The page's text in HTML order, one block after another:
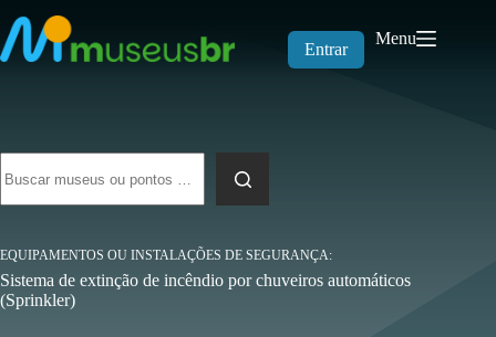
para
o
conteúdo
Entrar
Menu
resultados
EQUIPAMENTOS OU INSTALAÇÕES DE SEGURANÇA
Sistema de extinção de incêndio por chuveiros automáticos
(Sprinkler)